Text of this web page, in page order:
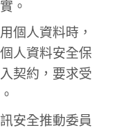
。
個人資料時，
人資料安全保
契約，要求受
安全推動委員